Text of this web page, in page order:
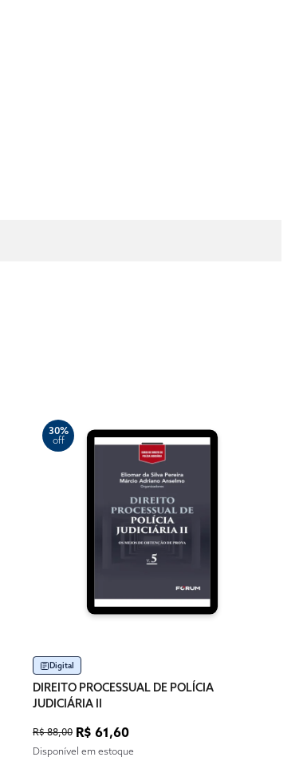
30%
off
Digital
DIREITO PROCESSUAL DE POLÍCIA
JUDICIÁRIA II
R$ 88,00 R$ 61,60
Disponível em estoque